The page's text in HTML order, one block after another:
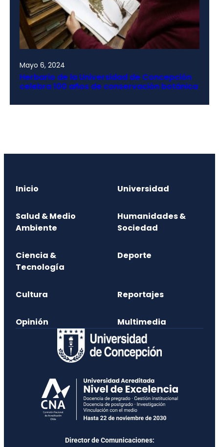
Mayo 6, 2024
Herbario de la Universidad de Concepción
celebra 100 años de conservación botánica
Inicio Universidad
Salud & Medio
Ambiente
Humanidades &
Sociedad
Ciencia &
Tecnología
Deporte
Cultura Reportajes
Opinión Multimedia
Director de Comunicaciones: